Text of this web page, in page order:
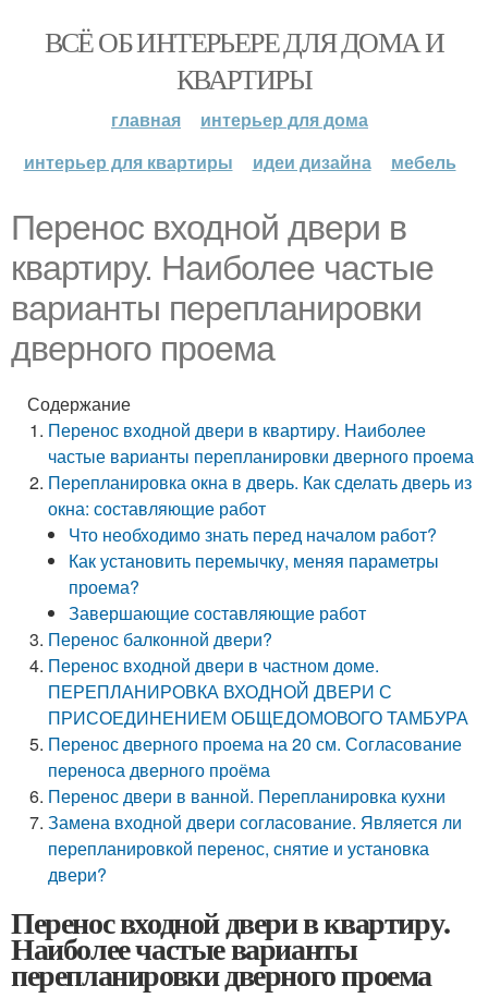
ВСЁ ОБ ИНТЕРЬЕРЕ ДЛЯ ДОМА И
КВАРТИРЫ
главная
интерьер для дома
интерьер для квартиры
идеи дизайна мебель
Перенос входной двери в
квартиру. Наиболее частые
варианты перепланировки
дверного проема
Содержание
Перенос входной двери в квартиру. Наиболее
частые варианты перепланировки дверного проема
Перепланировка окна в дверь. Как сделать дверь из
окна: составляющие работ
Что необходимо знать перед началом работ?
Как установить перемычку, меняя параметры
проема?
Завершающие составляющие работ
Перенос балконной двери?
Перенос входной двери в частном доме.
ПЕРЕПЛАНИРОВКА ВХОДНОЙ ДВЕРИ С
ПРИСОЕДИНЕНИЕМ ОБЩЕДОМОВОГО ТАМБУРА
Перенос дверного проема на 20 см. Согласование
переноса дверного проёма
Перенос двери в ванной. Перепланировка кухни
Замена входной двери согласование. Является ли
перепланировкой перенос, снятие и установка
двери?
Перенос входной двери в квартиру.
Наиболее частые варианты
перепланировки дверного проема